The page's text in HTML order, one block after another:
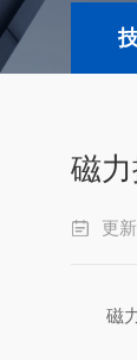
磁
更
磁力